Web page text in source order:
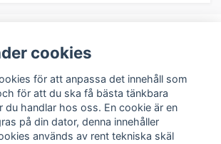
cookies
för att anpassa det innehåll som
för att du ska få bästa tänkbara
du handlar hos oss. En cookie är en
på din dator, denna innehåller
används av rent tekniska skäl